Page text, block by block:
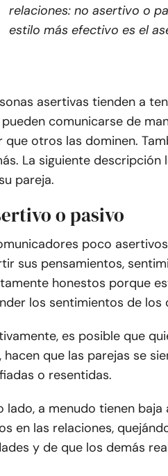
relaciones: no asertivo o
estilo más efectivo es el
asertivas tienden a
comunicarse de
que otros las dominen.
La siguiente
pareja.
o pasivo
poco
sus pensamientos,
honestos porque
los sentimientos de los
es posible que
hacen que las parejas se
o resentidas.
lado, a menudo tienen
en las relaciones,
y de que los demás